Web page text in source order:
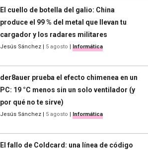
El cuello de botella del galio: China
produce el 99 % del metal que llevan tu
cargador y los radares militares
Jesús Sánchez 5 agosto Informática
der8auer prueba el efecto chimenea en un
PC: 19 °C menos sin un solo ventilador (y
por qué no te sirve)
Jesús Sánchez 5 agosto Informática
El fallo de Coldcard: una línea de código